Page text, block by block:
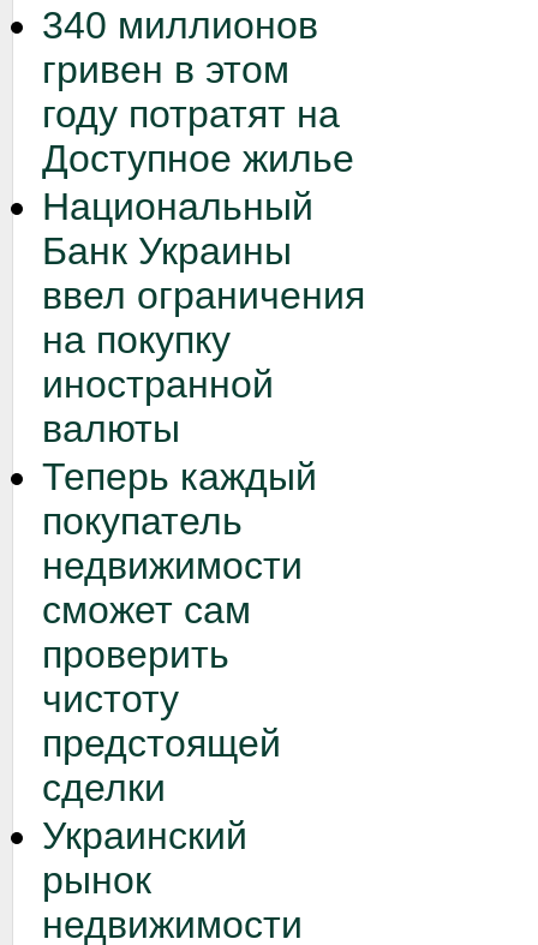
340 миллионов
гривен в этом
году потратят на
Доступное жилье
Национальный
Банк Украины
ввел ограничения
на покупку
иностранной
валюты
Теперь каждый
покупатель
недвижимости
сможет сам
проверить
чистоту
предстоящей
сделки
Украинский
рынок
недвижимости